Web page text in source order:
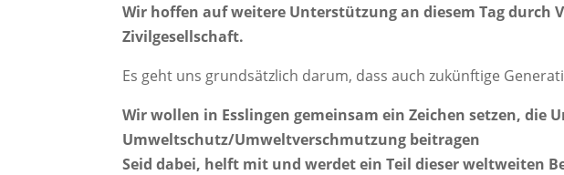
Wir hoffen auf weitere Unterstützung an diesem Tag durch
Zivilgesellschaft.
Es geht uns grundsätzlich darum, dass auch zukünftige
Wir wollen in Esslingen gemeinsam ein Zeichen setzen,
Umweltschutz/Umweltverschmutzung beitragen
Seid dabei, helft mit und werdet ein Teil dieser weltweiten